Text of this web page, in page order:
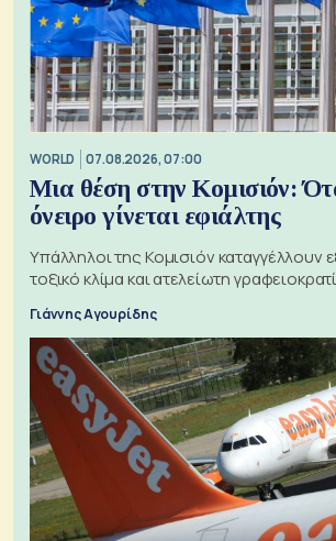
WORLD 07.08.2026, 07:00
Μια θέση στην Κομισιόν:
όνειρο γίνεται εφιάλτης
Υπάλληλοι της Κομισιόν καταγγέλλουν
τοξικό κλίμα και ατελείωτη
Γιάννης Αγουρίδης